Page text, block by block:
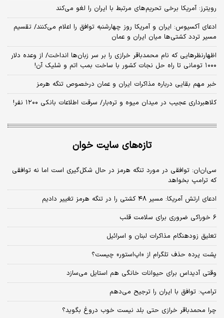
رویترز: آمریکا برخی تحریم‌های مرتبط با ایران را لغو می‌کند
ادعای آکسیوس: ایران و آمریکا روز چهارشنبه توافق را اعلام می‌کنند/ تقسیم
مسیر تردد کشتی‌ها میان ایران و عمان
اظهارنظرهایی که نام محمدباقر خرازی را بر سر زبان‌ها انداخت/ از وعده دلار
۱۰۰۰ تومانی تا راه حل نجات کشور با ساخت بمب اتم و شلیک آن!
خبر مهم بقایی درباره مذاکرات ایران و عمان درخصوص تنگه هرمز
کلاهبرداری عجیب در میدان میوه و تره‌بار/ سرقت اطلاعات بانکی ۱۲۰۰ نفر!
تازه‌های سایت خوان
سی‌ان‌ان: توافقی در مورد تنگه هرمز در حال شکل‌گیری است اما نه توافقی
که ترامپ بخواهد
ادعای ارتش آمریکا: مسیر ۴۸ کشتی را در تنگه هرمز تغییر دادیم
۶ خوراکی ضروری برای سلامت قلب
تعلیق زودهنگام مذاکرات لبنان و اسرائیل
پشت پرده حذف تلگرام از «اپ‌استور» چیست؟
وقتی آدیداس برای حیوانات خانگی هم استایل می‌سازد
ترامپ: توافق با ایران را ترجیح می‌دهم
چرا محمدباقر خرازی حتی بلد نیست خوب دروغ بگوید؟